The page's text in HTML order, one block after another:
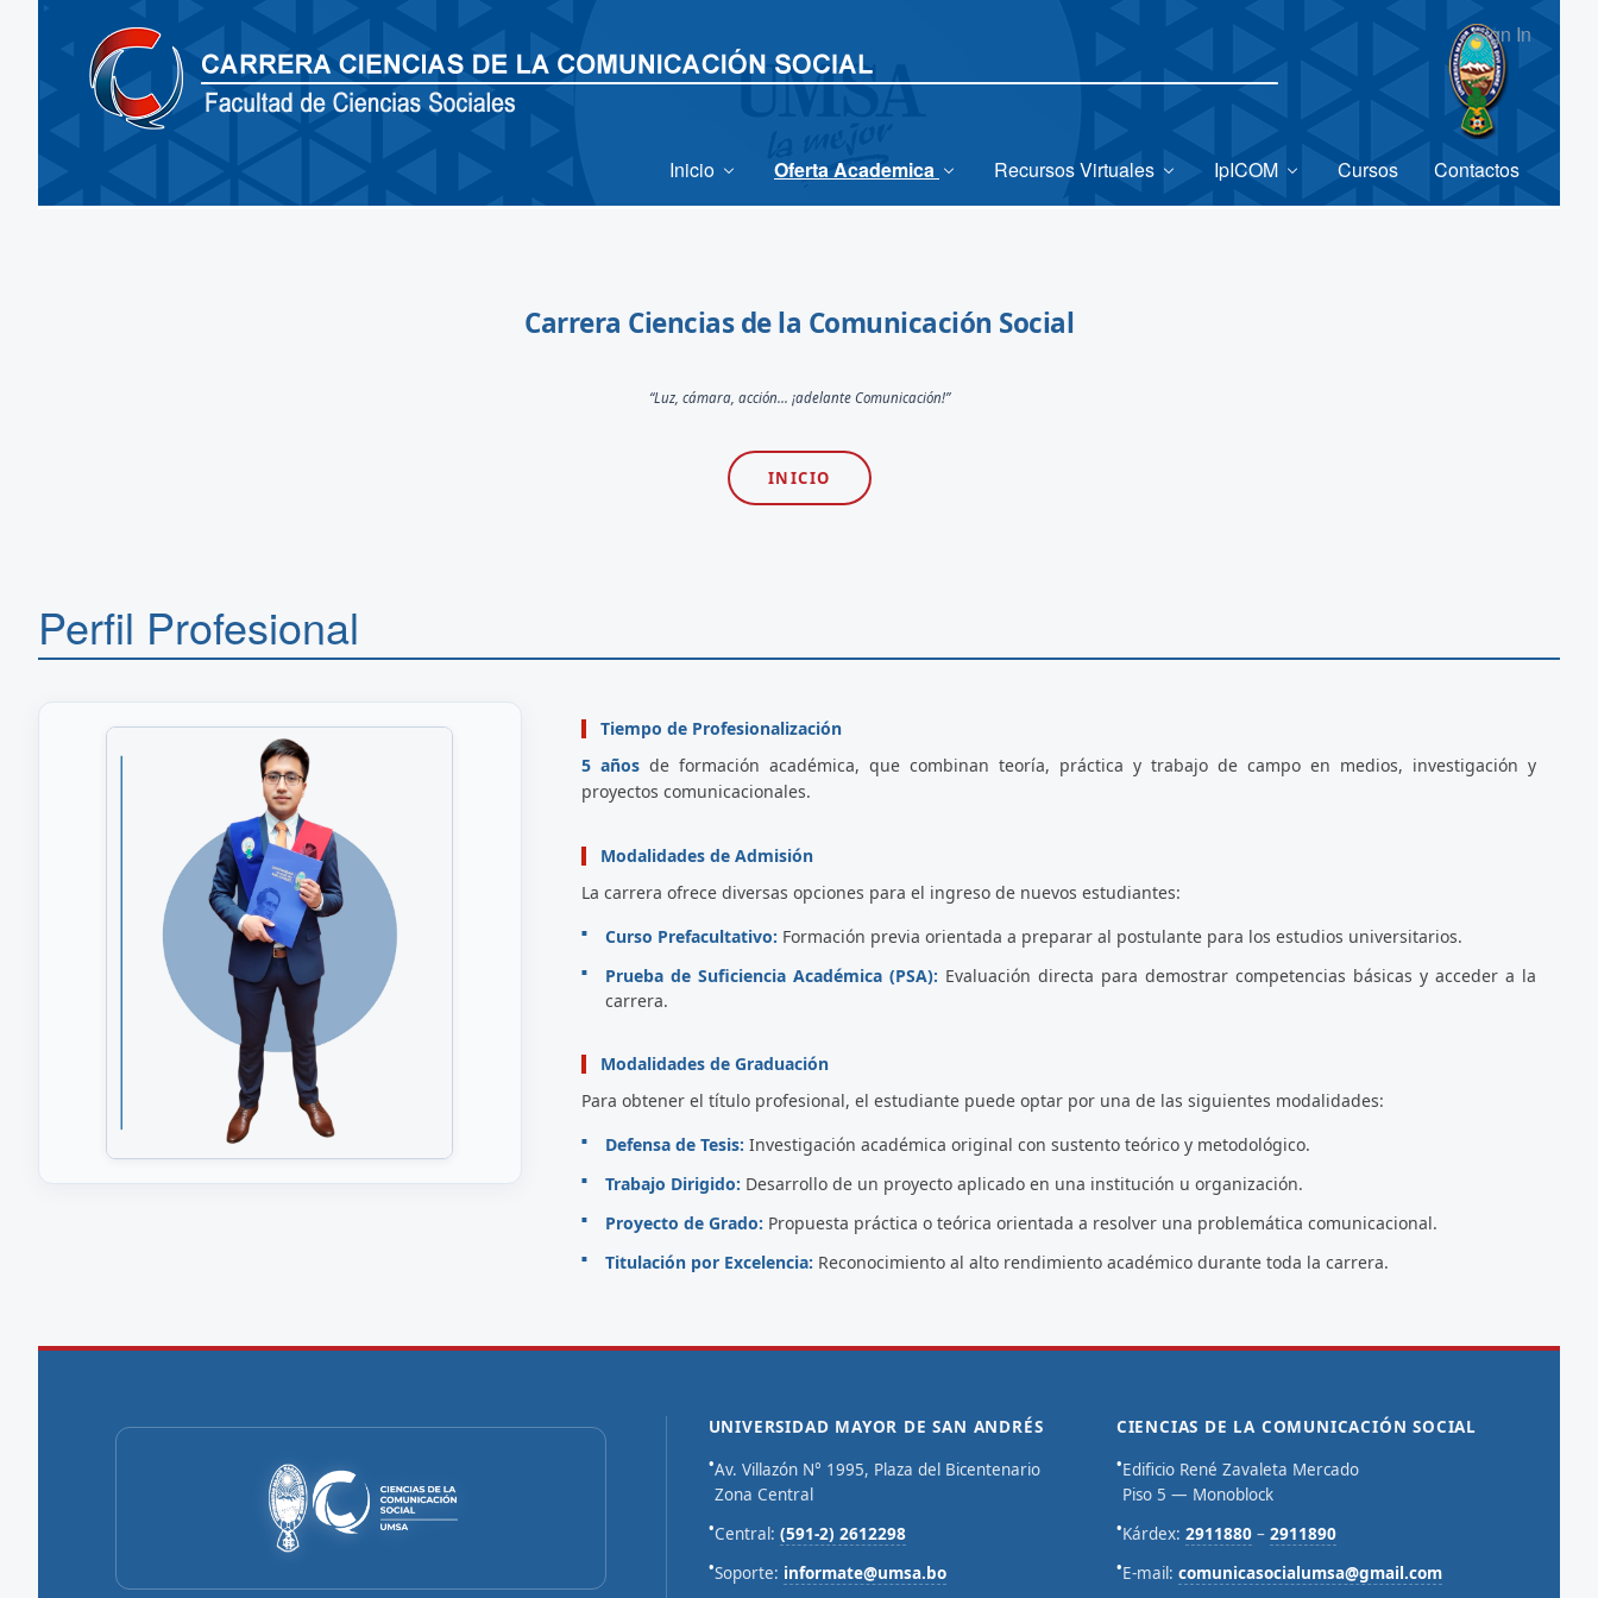
Sign In
Inicio Oferta Academica Recursos Virtuales IpICOM Cursos Contactos
Carrera Ciencias de la Comunicación Social
“Luz, cámara, acción... ¡adelante Comunicación!”
INICIO
Perfil Profesional
Tiempo de Profesionalización
5 añosde formación académica, que combinan teoría, práctica y trabajo de campo en medios, investigación y
proyectos comunicacionales.
Modalidades de Admisión
La carrera ofrece diversas opciones para el ingreso de nuevos estudiantes:
Curso Prefacultativo: Formación previa orientada a preparar al postulante para los estudios universitarios.
Prueba de Suficiencia Académica (PSA): Evaluación directa para demostrar competencias básicas y acceder a la
carrera.
Modalidades de Graduación
Para obtener el título profesional, el estudiante puede optar por una de las siguientes modalidades:
Defensa de Tesis: Investigación académica original con sustento teórico y metodológico.
Trabajo Dirigido: Desarrollo de un proyecto aplicado en una institución u organización.
Proyecto de Grado: Propuesta práctica o teórica orientada a resolver una problemática comunicacional.
Titulación por Excelencia: Reconocimiento al alto rendimiento académico durante toda la carrera.
UNIVERSIDAD MAYOR DE SAN ANDRÉS
•Av. Villazón N° 1995, Plaza del Bicentenario
Zona Central
•Central: (591-2) 2612298
•Soporte: informate@umsa.bo
CIENCIAS DE LA COMUNICACIÓN SOCIAL
•Edificio René Zavaleta Mercado
Piso 5 — Monoblock
•Kárdex: 2911880– 2911890
•E-mail: comunicasocialumsa@gmail.com